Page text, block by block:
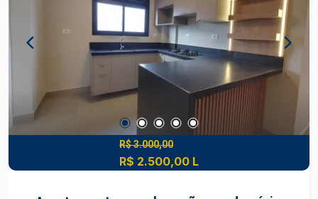
R$ 3.000,00
R$ 2.500,00 L